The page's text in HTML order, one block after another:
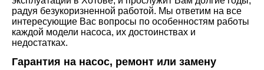
радуя безукоризненной работой. Мы ответим на все
интересующие Вас вопросы по особенностям работы
каждой модели насоса, их достоинствах и
недостатках.
Гарантия на насос, ремонт или замену